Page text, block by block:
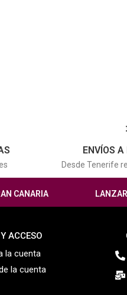
ENVÍOS A
Desde Tenerife
CANARIA
ACCESO
la cuenta
la cuenta